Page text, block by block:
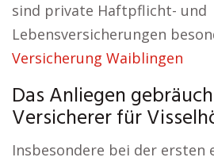
sind private Haftpflicht- und
Lebensversicherungen
Versicherung Waiblingen
Das Anliegen
Versicherer für
Insbesondere bei der ersten